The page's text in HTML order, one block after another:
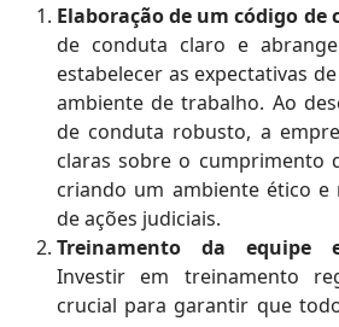
Elaboração de um código de
de conduta claro e
estabelecer as expectativas
ambiente de trabalho. Ao
de conduta robusto, a
claras sobre o cumprimento
criando um ambiente ético e
de ações judiciais.
Treinamento da equipe
Investir em treinamento
crucial para garantir que